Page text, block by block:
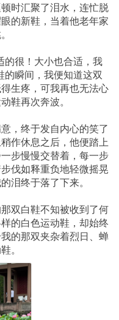
时汇聚了泪水，连忙脱
的新鞋，当着他老年家
的很！大小也合适，我
的瞬间，我便知道这双
生疼，可我再也无法心
鞋再次奔波。
，终于发自内心的笑了
作休息之后，他便踏上
步慢慢交替着，每一步
伐如释重负地轻微摇晃
泪终于落了下来。
双白鞋不知被收到了何
的白色运动鞋，却始终
的那双夹杂着烈日、蝉
。